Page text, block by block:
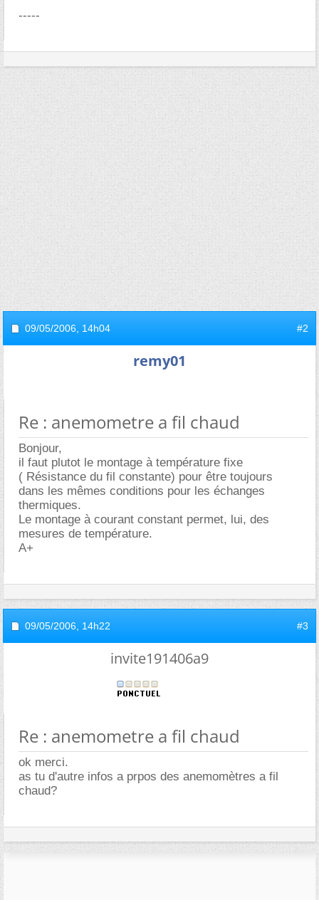
-----
09/05/2006, 14h04 #2
remy01
Re : anemometre a fil chaud
Bonjour,
il faut plutot le montage à température fixe
( Résistance du fil constante) pour être toujours
dans les mêmes conditions pour les échanges
thermiques.
Le montage à courant constant permet, lui, des
mesures de température.
A+
09/05/2006, 14h22 #3
invite191406a9
Re : anemometre a fil chaud
ok merci.
as tu d'autre infos a prpos des anemomètres a fil
chaud?